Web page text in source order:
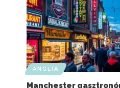
ANGLIA
Manchester